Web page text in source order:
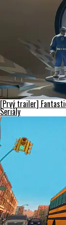
[Prvý trailer]
Seriály